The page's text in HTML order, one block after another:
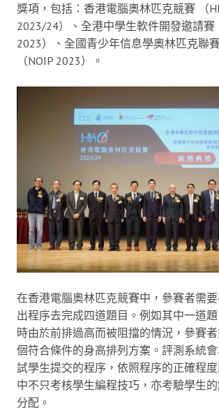
獎項，包括：香港電腦奧林匹克競賽 （
2023/24）、全港中學生軟件開發邀請賽
2023）、全國青少年信息學奧林匹克聯賽
（NOIP 2023）。
在香港電腦奧林匹克競賽中，參賽者需
出程序去完成四道題目。例如其中一道
時由於前排過高而被阻擋的情況，參賽
個符合條件的身高排列方案。評測系統
試學生提交的程序，依照程序的正確程
中不只考核學生編程技巧，亦考驗學生
分配。